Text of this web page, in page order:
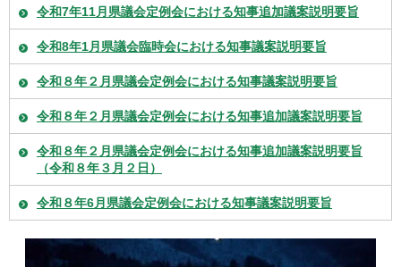
令和7年11月県議会定例会における知事追加議案説明要旨
令和8年1月県議会臨時会における知事議案説明要旨
令和８年２月県議会定例会における知事議案説明要旨
令和８年２月県議会定例会における知事追加議案説明要旨
令和８年２月県議会定例会における知事追加議案説明要旨
（令和８年３月２日）
令和８年6月県議会定例会における知事議案説明要旨